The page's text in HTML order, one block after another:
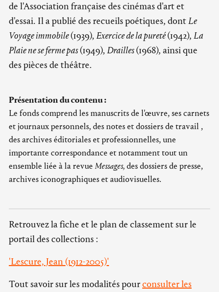
de l'Association française des cinémas d'art et
d'essai. Il a publié des recueils poétiques, dontLe
Voyage immobile(1939), Exercice de la pureté(1942), La
Plaie ne se ferme pas(1949), Drailles(1968), ainsi que
des pièces de théâtre.
Présentation du contenu :
Le fonds comprend les manuscrits de l'œuvre, ses carnets
et journaux personnels, des notes et dossiers de travail ,
des archives éditoriales et professionnelles, une
importante correspondance et notamment tout un
ensemble liée à la revue Messages,des dossiers de presse,
archives iconographiques et audiovisuelles.
Retrouvez la fiche et le plan de classement sur le
portail des collections :
'Lescure, Jean (1912-2005)'
Tout savoir sur les modalités pourconsulter les